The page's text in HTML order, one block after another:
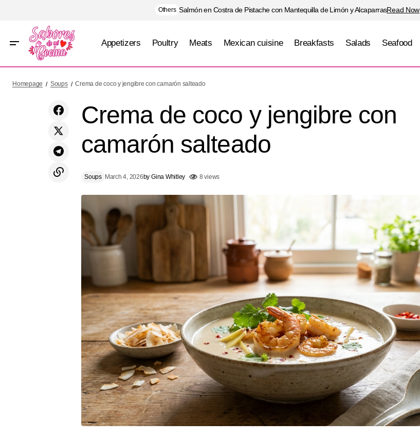
Others Salmón en Costra de Pistache con Mantequilla de Limón y AlcaparrasRead Now
Appetizers Poultry Meats Mexican cuisine Breakfasts Salads Seafood
Risotto de mariscos
Homepage Soups Crema de coco y jengibre con camarón salteado
Crema de coco y jengibre con
camarón salteado
Soups March 4, 2026by Gina Whitley 8 views